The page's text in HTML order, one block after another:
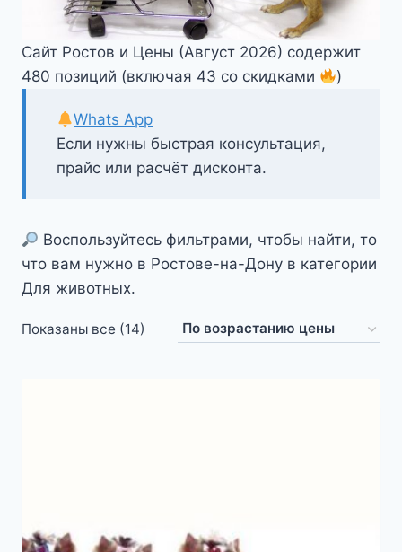
Сайт Ростов и Цены (Август 2026) содержит
480 позиций (включая 43 со скидками
)
Если нужны быстрая консультация,
прайс или расчёт дисконта.
Whats App
Воспользуйтесь фильтрами, чтобы найти, то
что вам нужно в Ростове-на-Дону в категории
Для животных.
Показаны все (14) Цены: